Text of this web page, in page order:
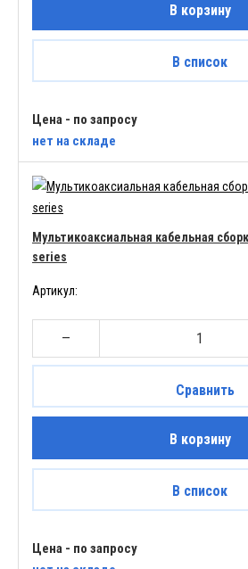
В корзину
В список
Цена - по запросу
нет на складе
Мультикоаксиальная кабельная
series
Артикул:
–
Сравнить
В корзину
В список
Цена - по запросу